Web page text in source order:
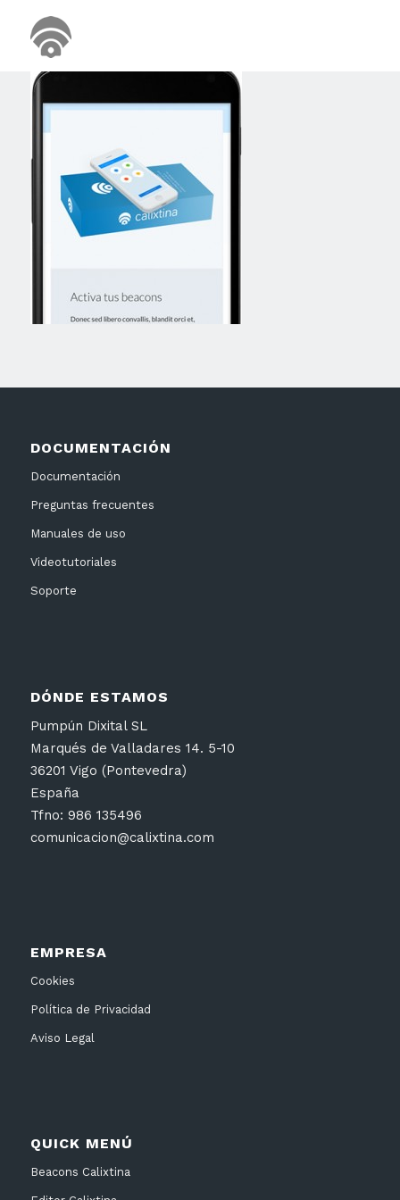
DOCUMENTACIÓN
Documentación
Preguntas frecuentes
Manuales de uso
Videotutoriales
Soporte
DÓNDE ESTAMOS
Pumpún Dixital SL
Marqués de Valladares 14. 5-10
36201 Vigo (Pontevedra)
España
Tfno: 986 135496
comunicacion@calixtina.com
EMPRESA
Cookies
Política de Privacidad
Aviso Legal
QUICK MENÚ
Beacons Calixtina